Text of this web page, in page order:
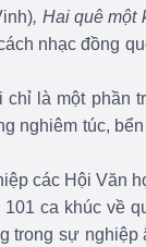
, Hai quê một
nhạc đồng
là một phần
nghiêm túc,
các Hội Văn
ca khúc về
trong sự